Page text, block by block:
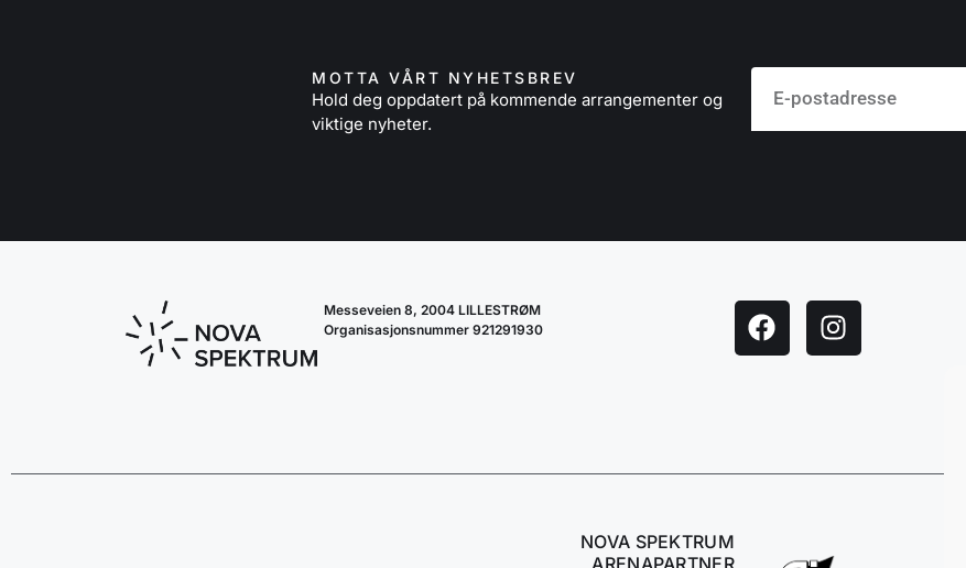
MOTTA VÅRT NYHETSBREV
Hold deg oppdatert på kommende arrangementer og
viktige nyheter.
Messeveien 8, 2004 LILLESTRØM
Organisasjonsnummer 921291930
NOVA SPEKTRUM
ARENAPARTNER